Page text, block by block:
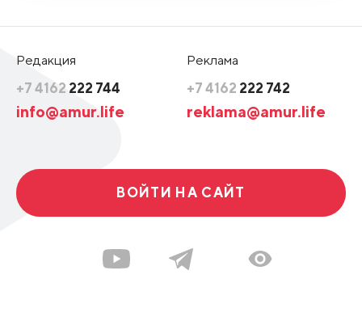
Редакция
+7 4162 222 744
info@amur.life
Реклама
+7 4162 222 742
reklama@amur.life
ВОЙТИ НА САЙТ